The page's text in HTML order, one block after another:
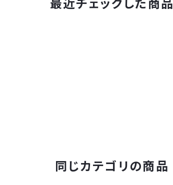
最近チェックした商品
同じカテゴリの商品